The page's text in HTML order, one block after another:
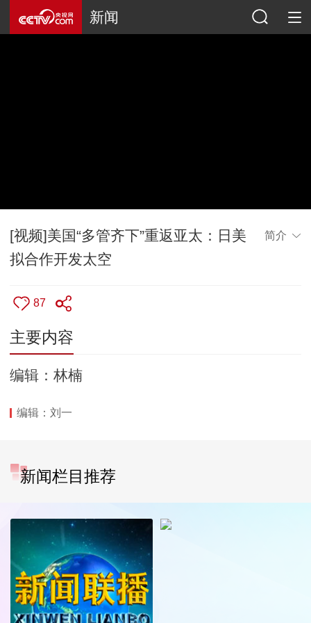
新闻
[视频]美国“多管齐下”重返亚太：日美
拟合作开发太空
简介
87
主要内容
编辑：林楠
编辑：刘一
新闻栏目推荐